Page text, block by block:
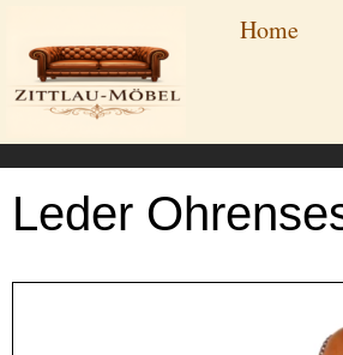
Inhalt
springen
Home
Leder